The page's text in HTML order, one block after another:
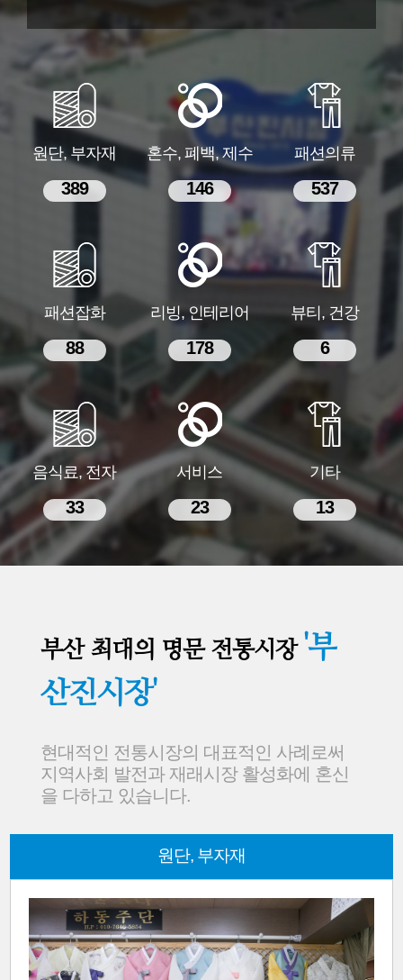
원단, 부자재
389
혼수, 폐백, 제수
146
패션의류
537
패션잡화
88
리빙, 인테리어
178
뷰티, 건강
6
음식료, 전자
33
서비스
23
기타
13
부산 최대의 명문 전통시장 '부
산진시장'
현대적인 전통시장의 대표적인 사례로써
지역사회 발전과 재래시장 활성화에 혼신
을 다하고 있습니다.
원단, 부자재